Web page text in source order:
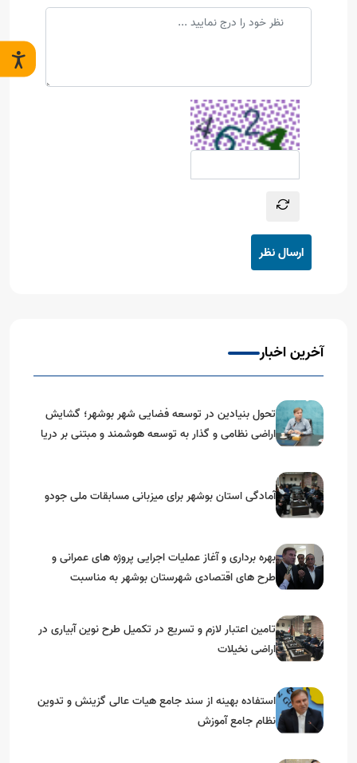
ارسال نظر
آخرین اخبار
تحول بنیادین در توسعه فضایی شهر بوشهر؛ گشایش
اراضی نظامی و گذار به توسعه هوشمند و مبتنی بر دریا
آمادگی استان بوشهر برای میزبانی مسابقات ملی جودو
بهره برداری و آغاز عملیات اجرایی پروژه های عمرانی و
طرح های اقتصادی شهرستان بوشهر به مناسبت
تامین اعتبار لازم و تسریع در تکمیل طرح نوین آبیاری در
اراضی نخیلات
استفاده بهینه از سند جامع هیات عالی گزینش و‌ تدوین
نظام جامع آموزش